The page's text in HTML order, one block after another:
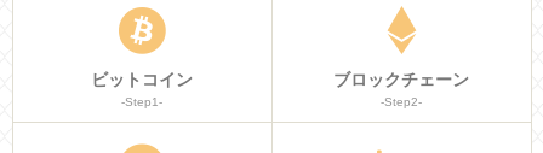
ビットコイン
-Step1-
ブロックチェーン
-Step2-